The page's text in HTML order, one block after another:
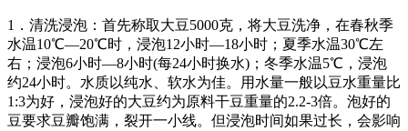
1．清洗浸泡：首先称取大豆5000克，将大豆洗净，在春秋季
水温10℃—20℃时，浸泡12小时—18小时；夏季水温30℃左
右；浸泡6小时—8小时(每24小时换水)；冬季水温5℃，浸泡
约24小时。水质以纯水、软水为佳。用水量一般以豆水重量比
1:3为好，浸泡好的大豆约为原料干豆重量的2.2-3倍。泡好的
豆要求豆瓣饱满，裂开一小线。但浸泡时间如果过长，会影响